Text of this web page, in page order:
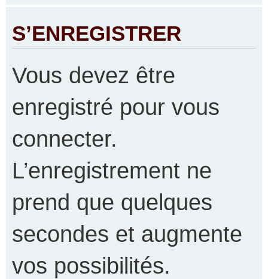
S’ENREGISTRER
Vous devez être
enregistré pour vous
connecter.
L’enregistrement ne
prend que quelques
secondes et augmente
vos possibilités.